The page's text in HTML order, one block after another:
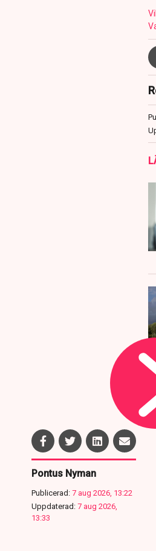
Pontus Nyman
Publicerad: 7 aug 2026, 13:22
Uppdaterad: 7 aug 2026,
13:33